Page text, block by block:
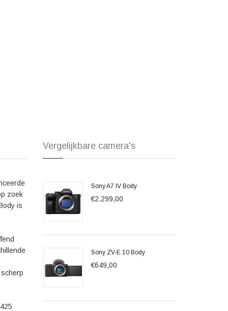
Alpha A7III Body en laat je inspireren door de eindeloze
zoek
is
Vergelijkbare camera's
Sony A7 IV Body
€2.299,00
Sony ZV-E 10 Body
€649,00